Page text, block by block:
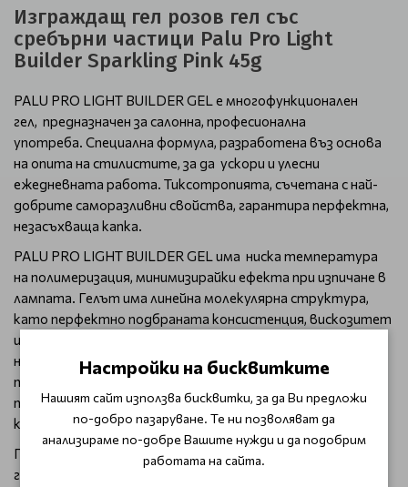
Изграждащ гел розов гел със
сребърни частици Palu Pro Light
Builder Sparkling Pink 45g
PALU PRO LIGHT BUILDER GEL е многофункционален
гел, предназначен за салонна, професионална
употреба. Специална формула, разработена въз основа
на опита на стилистите, за да ускори и улесни
ежедневната работа. Тиксотропията, съчетана с най-
добрите саморазливни свойства, гарантира перфектна,
незасъхваща капка.
PALU PRO LIGHT BUILDER GEL има ниска температура
на полимеризация, минимизирайки ефекта при изпичане в
лампата. Гелът има линейна молекулярна структура,
като перфектно подбраната консистенция, вискозитет
и плътност на гела оказват влияние върху качеството
на работа. Модерната формула е създадена, за да
позволи използването на техниката "гел без
пилене". Особено се препоръчва за бързи добавки и
корекции.
Гел, притежаващ свойствата на основа, изграждащ и
гланциращ продукт. В структурата си съдържа
Настройки на бисквитките
Нашият сайт използва бисквитки, за да Ви предложи
по-добро пазаруване. Те ни позволяват да
анализираме по-добре Вашите нужди и да подобрим
работата на сайта.